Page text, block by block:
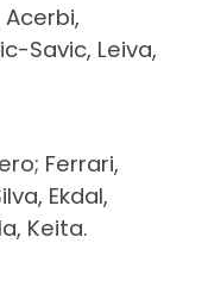
Acerbi,
Savic, Leiva,
Ferrari,
Ekdal,
Keita.